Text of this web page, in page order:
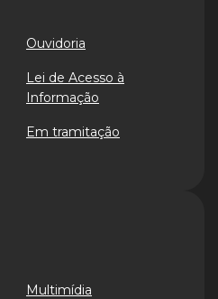
Ouvidoria
Lei de Acesso à
Informação
Em tramitação
Multimídia